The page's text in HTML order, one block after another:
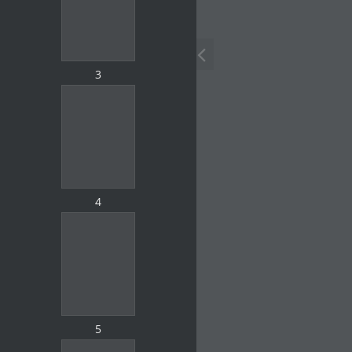
3
4
5